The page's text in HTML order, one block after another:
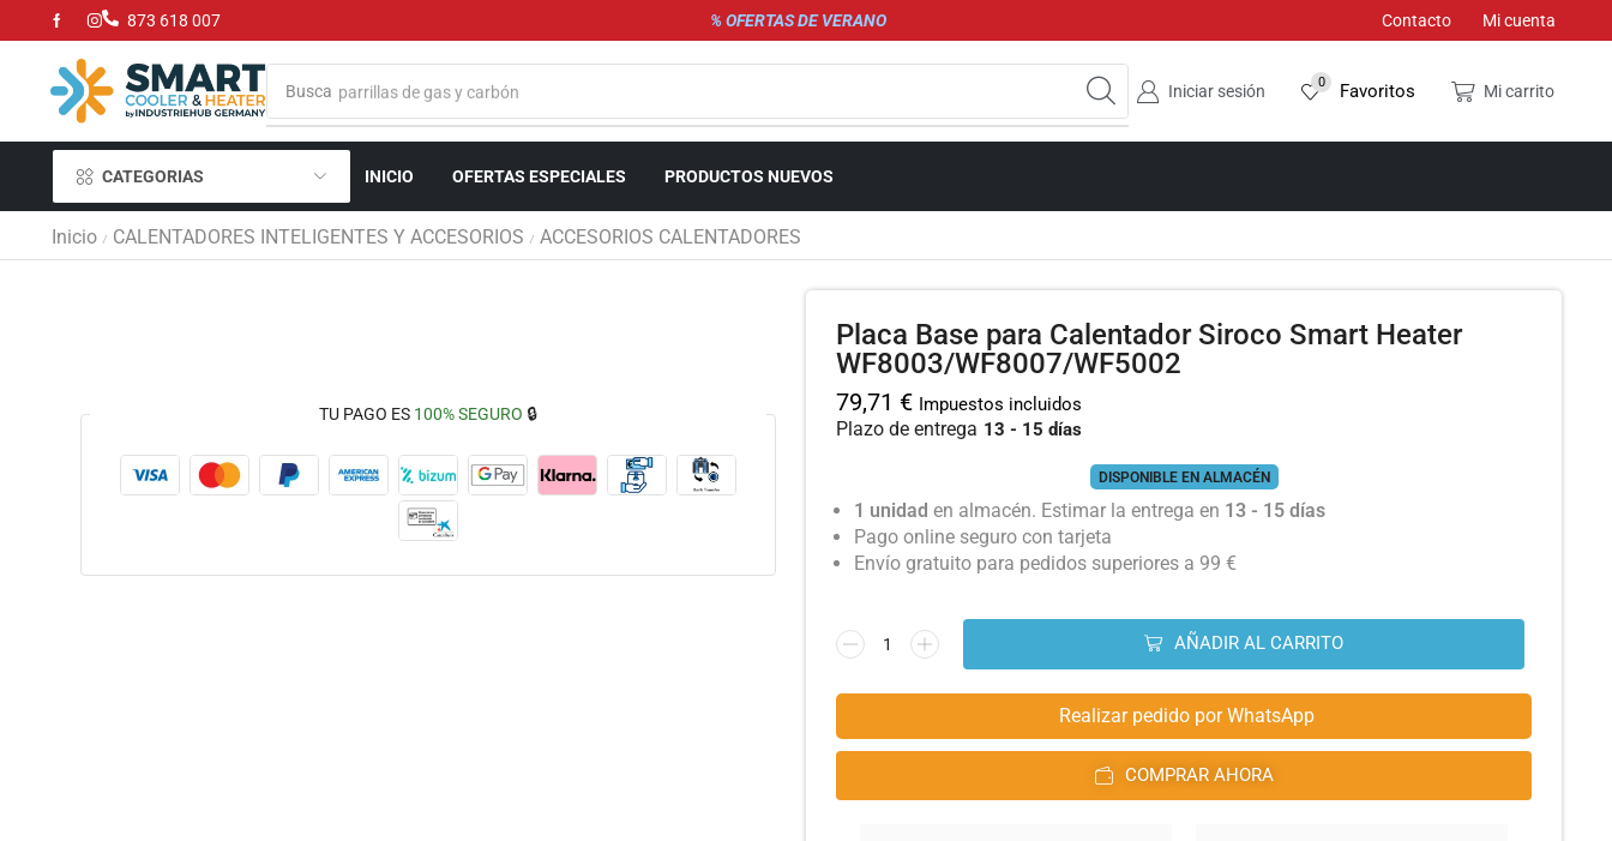
873 618 007 % OFERTAS DE VERANO Contacto Mi cuenta
Busca parrillas de gas y carbón Iniciar sesión 0 Favoritos Mi carrito
CATEGORIAS INICIO OFERTAS ESPECIALES PRODUCTOS NUEVOS
Inicio / CALENTADORES INTELIGENTES Y ACCESORIOS / ACCESORIOS CALENTADORES
TU PAGO ES 100% SEGURO 🔒
Placa Base para Calentador Siroco Smart Heater
WF8003/WF8007/WF5002
79,71 € Impuestos incluidos
Plazo de entrega 13 - 15 días
DISPONIBLE EN ALMACÉN
1 unidad en almacén. Estimar la entrega en 13 - 15 días
Pago online seguro con tarjeta
Envío gratuito para pedidos superiores a 99 €
AÑADIR AL CARRITO
Realizar pedido por WhatsApp
COMPRAR AHORA